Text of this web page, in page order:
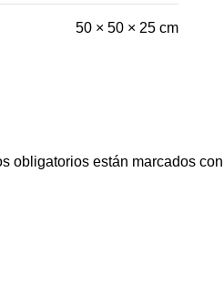
50 × 50 × 25 cm
obligatorios están marcados con